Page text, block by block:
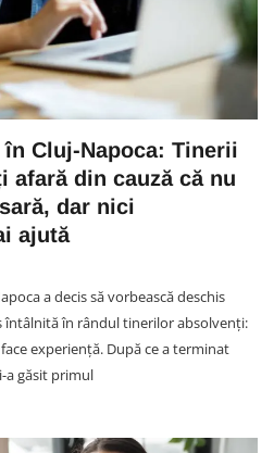
Cluj-Napoca: Tinerii
afară din cauză că nu
dar nici
ajută
a decis să vorbească deschis
în rândul tinerilor absolvenți:
experiență. După ce a terminat
a găsit primul